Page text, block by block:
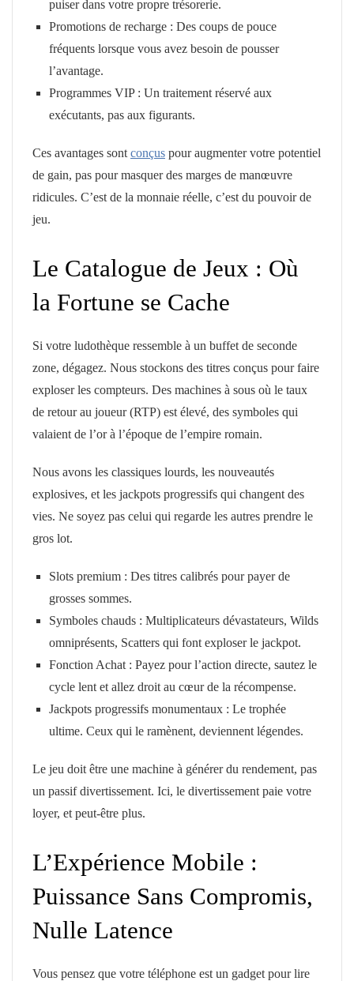
puiser dans votre propre trésorerie.
Promotions de recharge : Des coups de pouce
fréquents lorsque vous avez besoin de pousser
l’avantage.
Programmes VIP : Un traitement réservé aux
exécutants, pas aux figurants.
Ces avantages sont conçus pour augmenter votre potentiel
de gain, pas pour masquer des marges de manœuvre
ridicules. C’est de la monnaie réelle, c’est du pouvoir de
jeu.
Le Catalogue de Jeux : Où
la Fortune se Cache
Si votre ludothèque ressemble à un buffet de seconde
zone, dégagez. Nous stockons des titres conçus pour faire
exploser les compteurs. Des machines à sous où le taux
de retour au joueur (RTP) est élevé, des symboles qui
valaient de l’or à l’époque de l’empire romain.
Nous avons les classiques lourds, les nouveautés
explosives, et les jackpots progressifs qui changent des
vies. Ne soyez pas celui qui regarde les autres prendre le
gros lot.
Slots premium : Des titres calibrés pour payer de
grosses sommes.
Symboles chauds : Multiplicateurs dévastateurs, Wilds
omniprésents, Scatters qui font exploser le jackpot.
Fonction Achat : Payez pour l’action directe, sautez le
cycle lent et allez droit au cœur de la récompense.
Jackpots progressifs monumentaux : Le trophée
ultime. Ceux qui le ramènent, deviennent légendes.
Le jeu doit être une machine à générer du rendement, pas
un passif divertissement. Ici, le divertissement paie votre
loyer, et peut-être plus.
L’Expérience Mobile :
Puissance Sans Compromis,
Nulle Latence
Vous pensez que votre téléphone est un gadget pour lire